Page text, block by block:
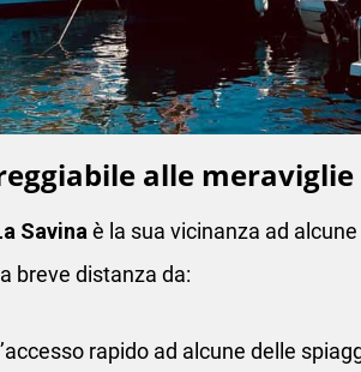
alle
Savina è la sua vicinanza ad
breve distanza da:
rapido ad alcune delle